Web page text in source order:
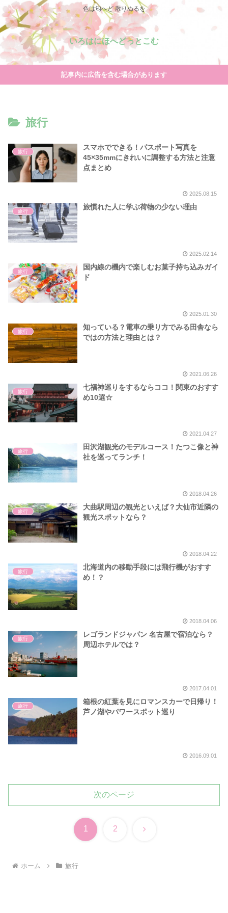
色は匂へど 散りぬるを
いろはにほへどっとこむ
記事内に広告を含む場合があります
旅行
旅行
スマホでできる！パスポート写真を
45×35mmにきれいに調整する方法と注意
点まとめ
2025.08.15
旅行
旅慣れた人に学ぶ荷物の少ない理由
2025.02.14
旅行
国内線の機内で楽しむお菓子持ち込みガイ
ド
2025.01.30
旅行
知っている？電車の乗り方でみる田舎なら
ではの方法と理由とは？
2021.06.26
旅行
七福神巡りをするならココ！関東のおすす
め10選☆
2021.04.27
旅行
田沢湖観光のモデルコース！たつこ像と神
社を巡ってランチ！
2018.04.26
旅行
大曲駅周辺の観光といえば？大仙市近隣の
観光スポットなら？
2018.04.22
旅行
北海道内の移動手段には飛行機がおすす
め！？
2018.04.06
旅行
レゴランドジャパン 名古屋で宿泊なら？
周辺ホテルでは？
2017.04.01
旅行
箱根の紅葉を見にロマンスカーで日帰り！
芦ノ湖やパワースポット巡り
2016.09.01
次のページ
1 2 次
ホーム 旅行